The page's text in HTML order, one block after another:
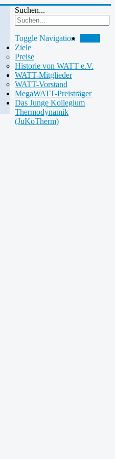
Suchen...
Toggle Navigation
Ziele
Preise
Historie von WATT e.V.
WATT-Mitglieder
WATT-Vorstand
MegaWATT-Preisträger
Das Junge Kollegium
Thermodynamik
(JuKoTherm)